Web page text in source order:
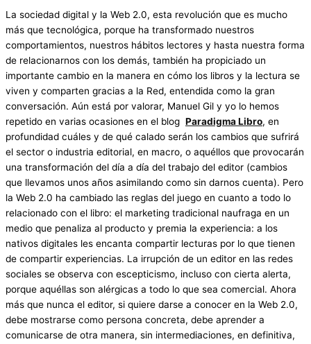
La sociedad digital y la Web 2.0, esta revolución que es mucho
más que tecnológica, porque ha transformado nuestros
comportamientos, nuestros hábitos lectores y hasta nuestra forma
de relacionarnos con los demás, también ha propiciado un
importante cambio en la manera en cómo los libros y la lectura se
viven y comparten gracias a la Red, entendida como la gran
conversación. Aún está por valorar, Manuel Gil y yo lo hemos
repetido en varias ocasiones en el blog Paradigma Libro, en
profundidad cuáles y de qué calado serán los cambios que sufrirá
el sector o industria editorial, en macro, o aquéllos que provocarán
una transformación del día a día del trabajo del editor (cambios
que llevamos unos años asimilando como sin darnos cuenta). Pero
la Web 2.0 ha cambiado las reglas del juego en cuanto a todo lo
relacionado con el libro: el marketing tradicional naufraga en un
medio que penaliza al producto y premia la experiencia: a los
nativos digitales les encanta compartir lecturas por lo que tienen
de compartir experiencias. La irrupción de un editor en las redes
sociales se observa con escepticismo, incluso con cierta alerta,
porque aquéllas son alérgicas a todo lo que sea comercial. Ahora
más que nunca el editor, si quiere darse a conocer en la Web 2.0,
debe mostrarse como persona concreta, debe aprender a
comunicarse de otra manera, sin intermediaciones, en definitiva,